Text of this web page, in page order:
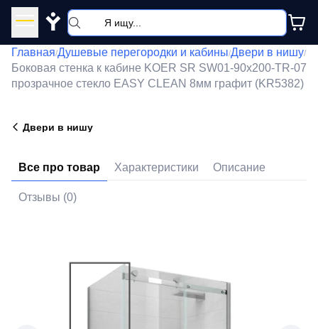
Y
Главная/Душевые перегородки и кабины/Двери в нишу/
Боковая стенка к кабине KOER SR SW01-90x200-TR-07
прозрачное стекло EASY CLEAN 8мм графит (KR5382)
Двери в нишу
Все про товар Характеристики Описание
Отзывы (0)